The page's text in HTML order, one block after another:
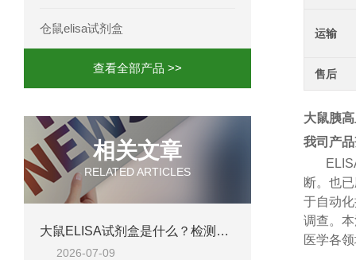
仓鼠elisa试剂盒
查看全部产品 >>
相关文章
RELATED ARTICLES
大鼠ELISA试剂盒是什么？检测原理、试剂盒组成与适用样本类型全解析
2026-07-09
运输
售后
大鼠胰
我司产
断。也
于自动
调查。
医学各